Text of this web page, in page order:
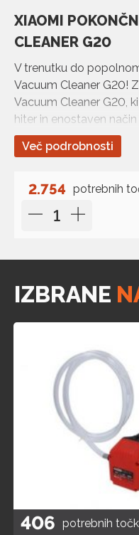
XIAOMI
CLEANER G20
V trenutku do
Vacuum Cleaner G20!
Vacuum Cleaner G20,
hiter in enostaven
talne površine vašega
Več podrobnosti
2.754 potrebnih
IZBRANE
406 potrebnih točk